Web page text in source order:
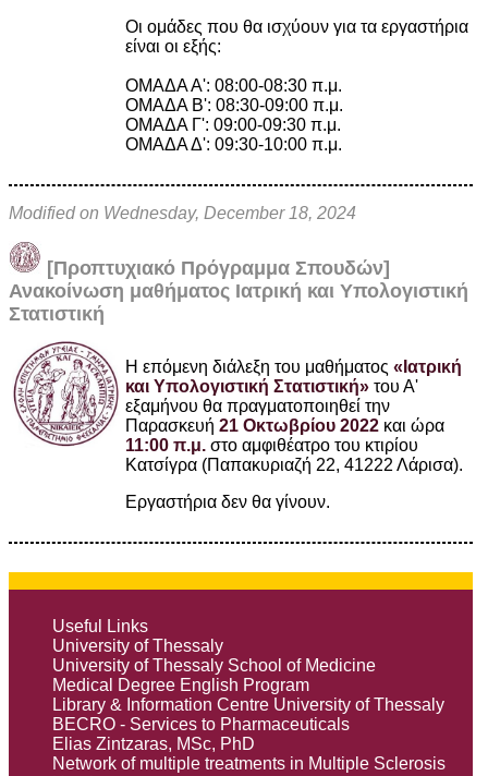
Οι ομάδες που θα ισχύουν για τα εργαστήρια
είναι οι εξής:
ΟΜΑΔΑ Α': 08:00-08:30 π.μ.
ΟΜΑΔΑ Β': 08:30-09:00 π.μ.
ΟΜΑΔΑ Γ': 09:00-09:30 π.μ.
ΟΜΑΔΑ Δ': 09:30-10:00 π.μ.
Modified on Wednesday, December 18, 2024
[Προπτυχιακό Πρόγραμμα Σπουδών]
Ανακοίνωση μαθήματος Ιατρική και Υπολογιστική
Στατιστική
Η επόμενη διάλεξη του μαθήματος «Ιατρική
και Υπολογιστική Στατιστική» του Α'
εξαμήνου θα πραγματοποιηθεί την
Παρασκευή 21 Οκτωβρίου 2022 και ώρα
11:00 π.μ. στο αμφιθέατρο του κτιρίου
Κατσίγρα (Παπακυριαζή 22, 41222 Λάρισα).
Εργαστήρια δεν θα γίνουν.
Useful Links
University of Thessaly
University of Thessaly School of Medicine
Medical Degree English Program
Library & Information Centre University of Thessaly
BECRO - Services to Pharmaceuticals
Elias Zintzaras, MSc, PhD
Network of multiple treatments in Multiple Sclerosis